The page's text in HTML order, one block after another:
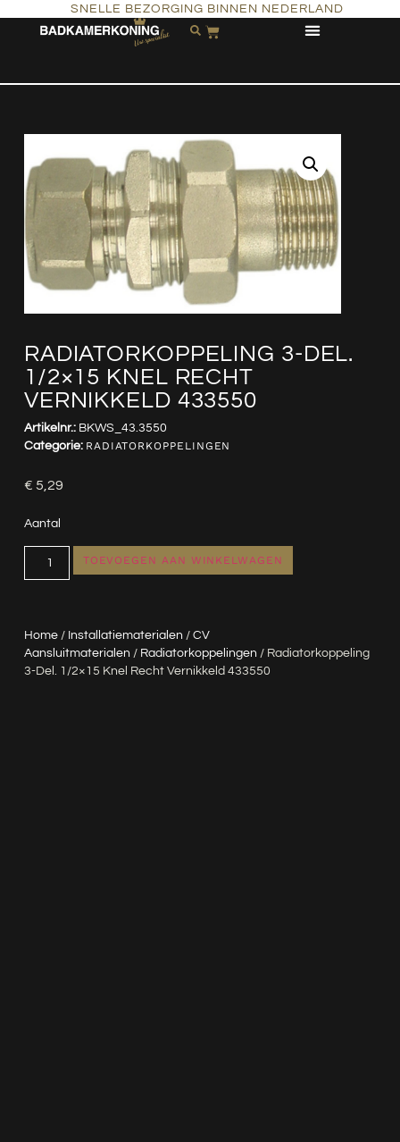
SNELLE BEZORGING BINNEN NEDERLAND
RADIATORKOPPELING 3-DEL.
1/2×15 KNEL RECHT
VERNIKKELD 433550
Home/ Installatiematerialen / CV
Aansluitmaterialen / Radiatorkoppelingen / Radiatorkoppeling
3-Del. 1/2×15 Knel Recht Vernikkeld 433550
Artikelnr.: BKWS_43.3550
Categorie: RADIATORKOPPELINGEN
€ 5,29
Aantal
TOEVOEGEN AAN WINKELWAGEN